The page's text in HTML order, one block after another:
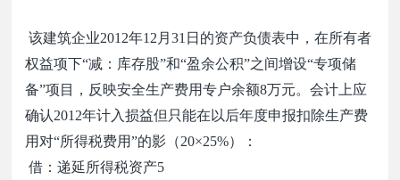
该建筑企业2012年12 月31 日的资产负债表中，在所有者
权益项下“减：库存股”和“盈余公积”之间增设“专项储
备”项目，反映安全生产费用专户余额8万元。会计上应
确认2012年计入损益但只能在以后年度申报扣除生产费
用对“所得税费用”的影（20×25%）：
借：递延所得税资产5